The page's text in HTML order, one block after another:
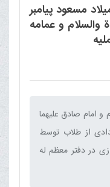
مسعود پیامبر
والسلام و عمامه
امام صادق علیهما
از طلاب توسط
در دفتر معظم له